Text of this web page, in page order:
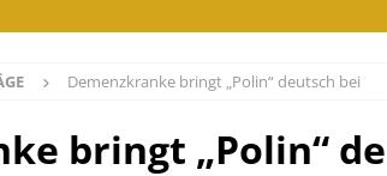
Demenzkranke bringt „Polin“ deutsch bei
bringt „Polin“